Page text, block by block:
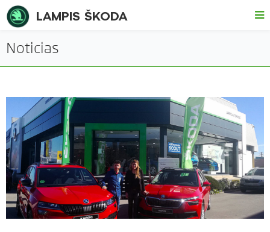
Noticias
LAMPIS ŠKODA